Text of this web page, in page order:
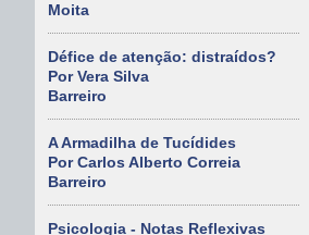
Moita
Défice de atenção: distraídos?
Por Vera Silva
Barreiro
A Armadilha de Tucídides
Por Carlos Alberto Correia
Barreiro
Psicologia - Notas Reflexivas